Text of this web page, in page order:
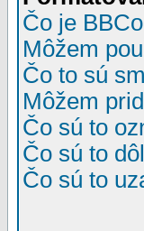
Čo je
Môžem
Čo to sú
Môžem
Čo sú to
Čo sú to
Čo sú to